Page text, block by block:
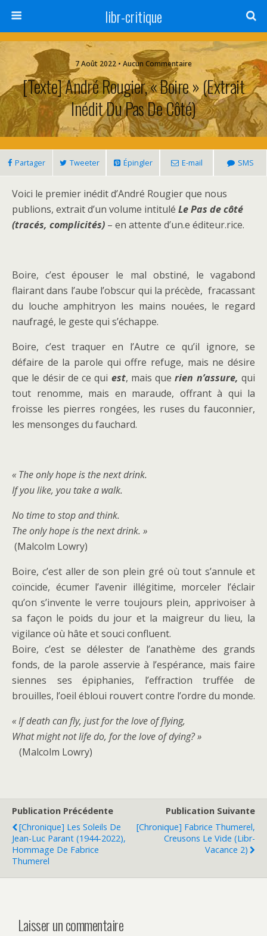
libr-critique
7 Août 2022 • Aucun Commentaire
[Texte] André Rougier, « Boire » (extrait
Inédit Du Pas De Côté)
Partager Tweeter Épingler E-mail SMS
Voici le premier inédit d’André Rougier que nous
publions, extrait d’un volume intitulé Le Pas de côté
(tracés, complicités) – en attente d’un.e éditeur.rice.
Boire, c’est épouser le mal obstiné, le vagabond
flairant dans l’aube l’obscur qui la précède, fracassant
du louche amphitryon les mains nouées, le regard
naufragé, le geste qui s’échappe.
Boire, c’est traquer en l’Autre ce qu’il ignore, se
défaire de la parole qui offre refuge, mais ne désire
que le désir de ce qui est, mais querien n’assure, qui
tout renomme, mais en maraude, offrant à qui la
froisse les pierres rongées, les ruses du fauconnier,
les mensonges du fauchard.
« The only hope is the next drink.
If you like, you take a walk.
No time to stop and think.
The only hope is the next drink. »
(Malcolm Lowry)
Boire, c’est aller de son plein gré où tout s’annule et
coïncide, écumer l’avenir illégitime, morceler l’éclair
qu’on s’invente le verre toujours plein, apprivoiser à
sa façon le poids du jour et la maigreur du lieu, la
vigilance où hâte et souci confluent.
Boire, c’est se délester de l’anathème des grands
fonds, de la parole asservie à l’espérance, mais faire
siennes ses épiphanies, l’effraction truffée de
brouilles, l’oeil ébloui rouvert contre l’ordre du monde.
« If death can fly, just for the love of flying,
What might not life do, for the love of dying? »
(Malcolm Lowry)
Publication Précédente
[Chronique] Les Soleils De
Jean-Luc Parant (1944-2022),
Hommage De Fabrice
Thumerel
Publication Suivante
[Chronique] Fabrice Thumerel,
Creusons Le Vide (Libr-
Vacance 2)
Laisser un commentaire